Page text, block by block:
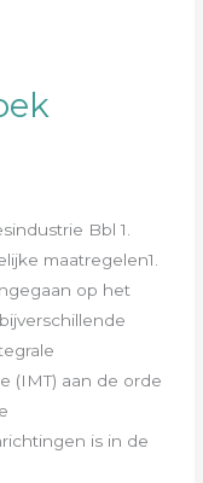
Bbl 1.
maatregelen1.
op het
(IMT) aan de orde
is in de